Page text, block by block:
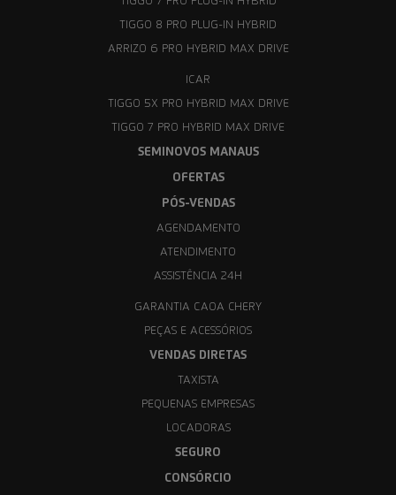
TIGGO 8 PRO PLUG-IN HYBRID
ARRIZO 6 PRO HYBRID MAX DRIVE
ICAR
TIGGO 5X PRO HYBRID MAX DRIVE
TIGGO 7 PRO HYBRID MAX DRIVE
SEMINOVOS MANAUS
OFERTAS
PÓS-VENDAS
AGENDAMENTO
ATENDIMENTO
ASSISTÊNCIA 24H
GARANTIA CAOA CHERY
PEÇAS E ACESSÓRIOS
VENDAS DIRETAS
TAXISTA
PEQUENAS EMPRESAS
LOCADORAS
SEGURO
CONSÓRCIO